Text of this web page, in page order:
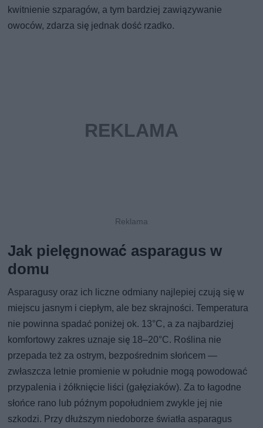
kwitnienie szparagów, a tym bardziej zawiązywanie
owoców, zdarza się jednak dość rzadko.
Jak pielęgnować asparagus w
domu
Asparagusy oraz ich liczne odmiany najlepiej czują się w
miejscu jasnym i ciepłym, ale bez skrajności. Temperatura
nie powinna spadać poniżej ok. 13°C, a za najbardziej
komfortowy zakres uznaje się 18–20°C. Roślina nie
przepada też za ostrym, bezpośrednim słońcem —
zwłaszcza letnie promienie w południe mogą powodować
przypalenia i żółknięcie liści (gałęziaków). Za to łagodne
słońce rano lub późnym popołudniem zwykle jej nie
szkodzi. Przy dłuższym niedoborze światła asparagus